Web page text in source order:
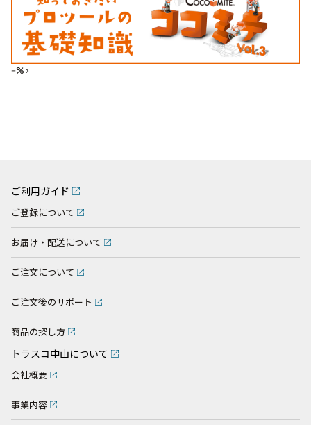
--%>
ご利用ガイド
ご登録について
お届け・配送について
ご注文について
ご注文後のサポート
商品の探し方
トラスコ中山について
会社概要
事業内容